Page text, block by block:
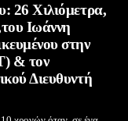
26 Χιλιόμετρα,
Ιωάννη
στην
& τον
Διευθυντή